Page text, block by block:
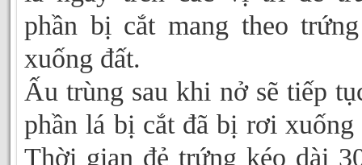
phần bị cắt mang theo
xuống đất.
Ấu trùng sau khi nở sẽ tiếp
phần lá bị cắt đã bị rơi xuống
Thời gian đẻ trứng kéo dài